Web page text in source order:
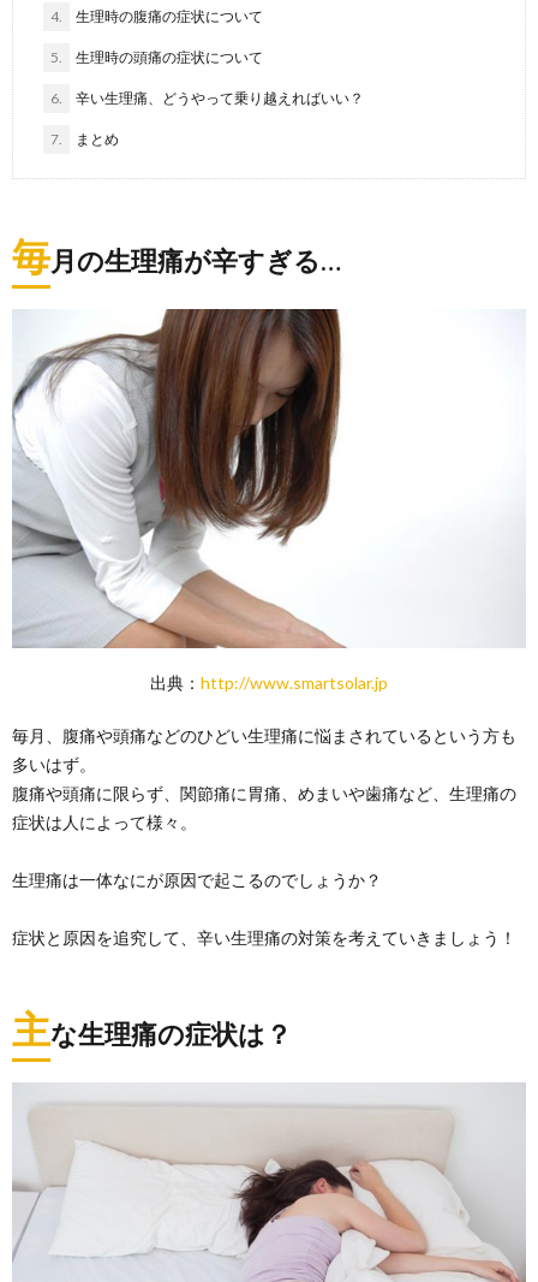
4. 生理時の腹痛の症状について
5. 生理時の頭痛の症状について
6. 辛い生理痛、どうやって乗り越えればいい？
7. まとめ
毎月の生理痛が辛すぎる…
出典： http://www.smartsolar.jp
毎月、腹痛や頭痛などのひどい生理痛に悩まされているという方も
多いはず。
腹痛や頭痛に限らず、関節痛に胃痛、めまいや歯痛など、生理痛の
症状は人によって様々。
生理痛は一体なにが原因で起こるのでしょうか？
症状と原因を追究して、辛い生理痛の対策を考えていきましょう！
主な生理痛の症状は？